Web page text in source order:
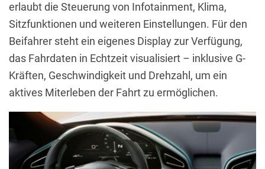
erlaubt die Steuerung von Infotainment, Klima,
Sitzfunktionen und weiteren Einstellungen. Für den
Beifahrer steht ein eigenes Display zur Verfügung,
das Fahrdaten in Echtzeit visualisiert – inklusive G-
Kräften, Geschwindigkeit und Drehzahl, um ein
aktives Miterleben der Fahrt zu ermöglichen.